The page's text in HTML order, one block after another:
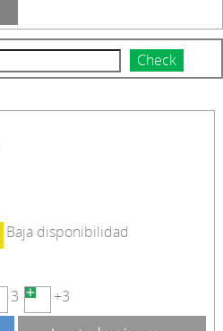
Check
Baja disponibilidad
3 +3